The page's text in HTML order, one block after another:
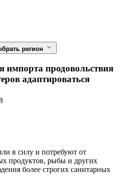
регион
импорта продовольствия
адаптироваться
в силу и потребуют от
продуктов, рыбы и других
более строгих санитарных